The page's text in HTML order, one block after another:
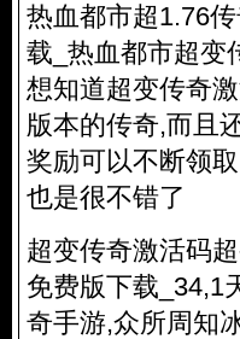
热血都市超1.76
载_热血都市超变
想知道超变传奇
版本的传奇,而且
奖励可以不断领
也是很不错了
超变传奇激活码
免费版下载_34,1
奇手游,众所周知